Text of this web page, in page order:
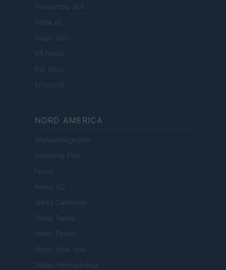
Investindo 365
Think.es
Viajar 365
ES Newz
Pet Story
Encocina
NORD AMERICA
Womanmagazine
Investing Plus
Newz
Newz US
Newz California
Newz Texas
Newz Florida
Newz New York
Newz Pennsylvania